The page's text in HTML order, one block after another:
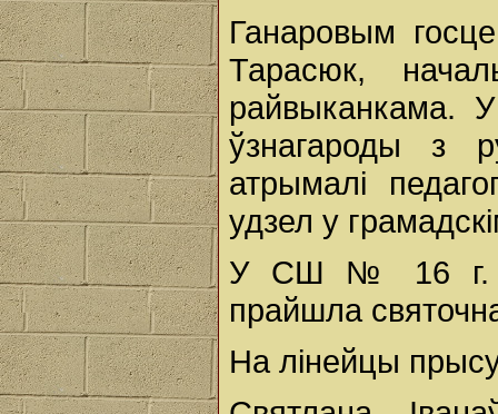
Ганаровым
Тарасюк,
райвыканкама.
ўзнагароды з
атрымалі
удзел у
У СШ № 16 г.
прайшла
На лінейцы